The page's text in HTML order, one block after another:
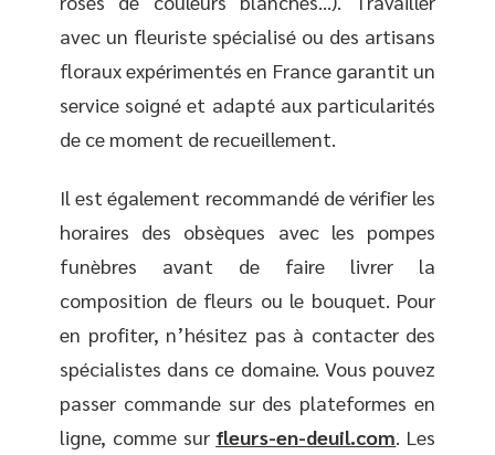
avec un fleuriste spécialisé ou des artisans
floraux expérimentés en France garantit un
service soigné et adapté aux particularités
de ce moment de recueillement.
Il est également recommandé de vérifier les
horaires des obsèques avec les pompes
funèbres avant de faire livrer la
composition de fleurs ou le bouquet. Pour
en profiter, n’hésitez pas à contacter des
spécialistes dans ce domaine. Vous pouvez
passer commande sur des plateformes en
ligne, comme sur fleurs-en-deuil.com. Les